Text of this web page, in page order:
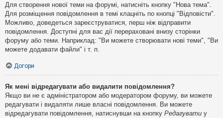
Для створення нової теми на форумі, натисніть кнопку "Нова тема".
Для розміщення повідомлення в темі клацніть по кнопці "Відповісти".
Можливо, доведеться зареєструватися, перш ніж відправити
повідомлення. Доступні для вас дії перераховані внизу сторінки
форуму або теми. Наприклад: "Ви можете створювати нові теми", "Ви
можете додавати файли" і т. п.
Догори
Як мені відредагувати або видалити повідомлення?
Якщо ви не є адміністратором або модератором форуму, ви можете
редагувати і видаляти лише власні повідомлення. Ви можете
відредагувати повідомлення, натиснувши на кнопку Редагувати у